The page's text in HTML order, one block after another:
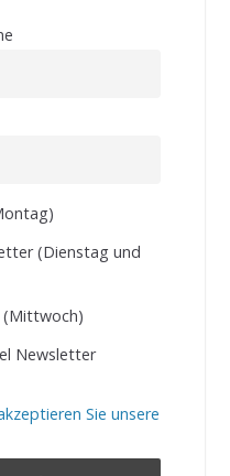
(Dienstag und
(Mittwoch)
Newsletter
Sie unsere